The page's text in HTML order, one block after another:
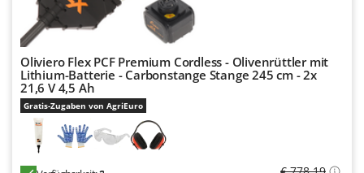
Oliviero Flex PCF Premium Cordless - Olivenrüttler mit
Lithium-Batterie - Carbonstange Stange 245 cm - 2x
21,6 V 4,5 Ah
Gratis-Zugaben von AgriEuro